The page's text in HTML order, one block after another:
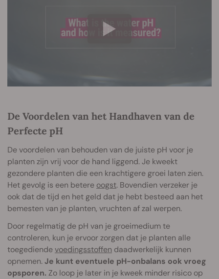
De Voordelen van het Handhaven van de
Perfecte pH
De voordelen van behouden van de juiste pH voor je
planten zijn vrij voor de hand liggend. Je kweekt
gezondere planten die een krachtigere groei laten zien.
Het gevolg is een betere oogst. Bovendien verzeker je
ook dat de tijd en het geld dat je hebt besteed aan het
bemesten van je planten, vruchten af zal werpen.
Door regelmatig de pH van je groeimedium te
controleren, kun je ervoor zorgen dat je planten alle
toegediendevoedingsstoffen daadwerkelijk kunnen
opnemen.Je kunt eventuele pH-onbalans ook vroeg
opsporen. Zo loop je later in je kweek minder risico op